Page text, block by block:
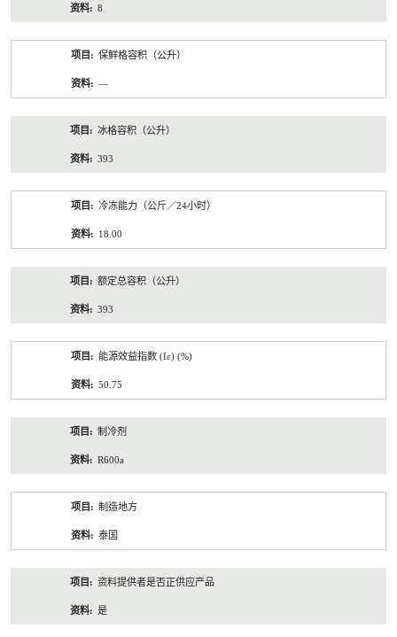
8
保鲜格容积（公升）
—
冰格容积（公升）
393
冷冻能力（公斤／24小时）
18.00
额定总容积（公升）
393
能源效益指数 (Iε) (%)
50.75
制冷剂
R600a
制造地方
泰国
资料提供者是否正供应产品
是